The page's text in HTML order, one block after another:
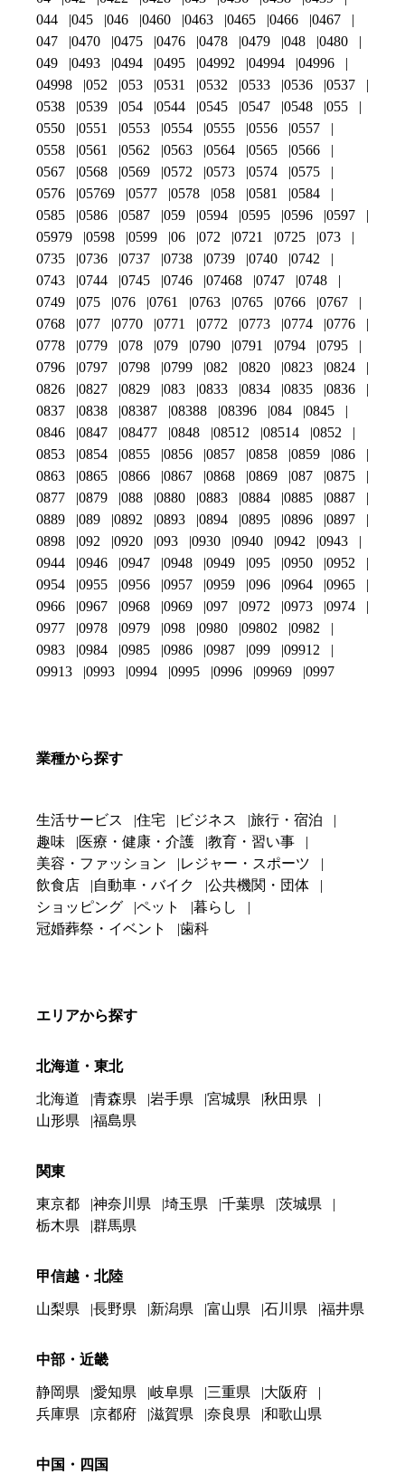
044
045 046 0460 0463 0465 0466
0467
047
0470 0475 0476 0478 0479 048
0480
049
0493 0494 0495 04992 04994
04996
04998
052 053 0531 0532 0533 0536
0537
0538
0539 054 0544 0545 0547 0548
055
0550
0551 0553 0554 0555 0556
0557
0558
0561 0562 0563 0564 0565
0566
0567
0568 0569 0572 0573 0574
0575
0576
05769 0577 0578 058 0581
0584
0585
0586 0587 059 0594 0595 0596
0597
05979
0598 0599 06 072 0721 0725
073
0735
0736 0737 0738 0739 0740
0742
0743
0744 0745 0746 07468 0747
0748
0749
075 076 0761 0763 0765 0766
0767
0768
077 0770 0771 0772 0773 0774
0776
0778
0779 078 079 0790 0791 0794
0795
0796
0797 0798 0799 082 0820 0823
0824
0826
0827 0829 083 0833 0834 0835
0836
0837
0838 08387 08388 08396 084
0845
0846
0847 08477 0848 08512 08514
0852
0853
0854 0855 0856 0857 0858 0859
086
0863
0865 0866 0867 0868 0869 087
0875
0877
0879 088 0880 0883 0884 0885
0887
0889
089 0892 0893 0894 0895 0896
0897
0898
092 0920 093 0930 0940 0942
0943
0944
0946 0947 0948 0949 095 0950
0952
0954
0955 0956 0957 0959 096 0964
0965
0966
0967 0968 0969 097 0972 0973
0974
0977
0978 0979 098 0980 09802
0982
0983
0984 0985 0986 0987 099
09912
09913
0993 0994 0995 0996 09969 0997
業種から探す
生活サービス 住宅 ビジネス
旅行・宿泊
趣味
医療・健康・介護
教育・習い事
美容・ファッション
レジャー・スポーツ
飲食店
自動車・バイク
公共機関・団体
ショッピング
ペット
暮らし
冠婚葬祭・イベント
歯科
エリアから探す
北海道・東北
北海道 青森県 岩手県 宮城県
秋田県
山形県
福島県
関東
東京都 神奈川県 埼玉県 千葉県
茨城県
栃木県
群馬県
甲信越・北陸
山梨県 長野県 新潟県 富山県 石川県 福井県
中部・近畿
静岡県 愛知県 岐阜県 三重県
大阪府
兵庫県
京都府 滋賀県 奈良県 和歌山県
中国・四国